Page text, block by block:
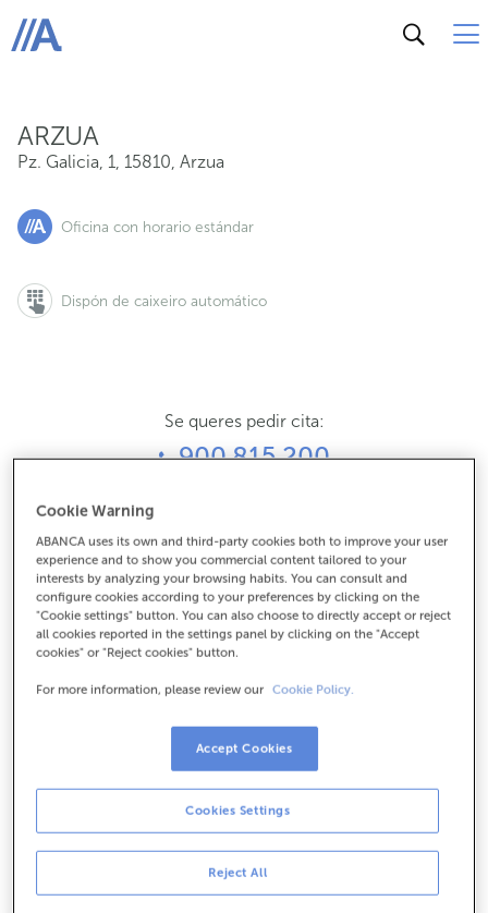
ABANCA
ARZUA
Pz. Galicia, 1, 15810, Arzua
Oficina con horario estándar
Dispón de caixeiro automático
Se queres pedir cita:
900 815 200
981500050
Como chegar
Consulta todos os horarios
Xestións comerciais
8:15 a 14:00.
cita previae atenderémoste o día e hora que
escollas
Clientes: de luns a venres de 8:15 a 11:00
martes e
Cookie Warning
ABANCA uses its own and third-party cookies both to improve your user
experience and to show you commercial content tailored to your
interests by analyzing your browsing habits. You can consult and
configure cookies according to your preferences by clicking on the
"Cookie settings" button. You can also choose to directly accept or reject
all cookies reported in the settings panel by clicking on the "Accept
cookies" or "Reject cookies" button.
For more information, please review our Cookie Policy.
Reject All
Cookies Settings
Accept Cookies
Pz. Galicia, 1, 15810, Arzua